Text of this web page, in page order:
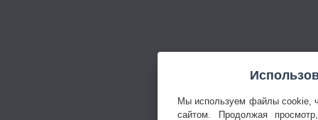
Мы используем файлы cookie,
сайтом. Продолжая